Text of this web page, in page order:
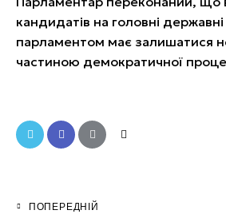
кандидатів на головні
парламентом має залишатися
частиною демократичної
ПОПЕРЕДНІЙ